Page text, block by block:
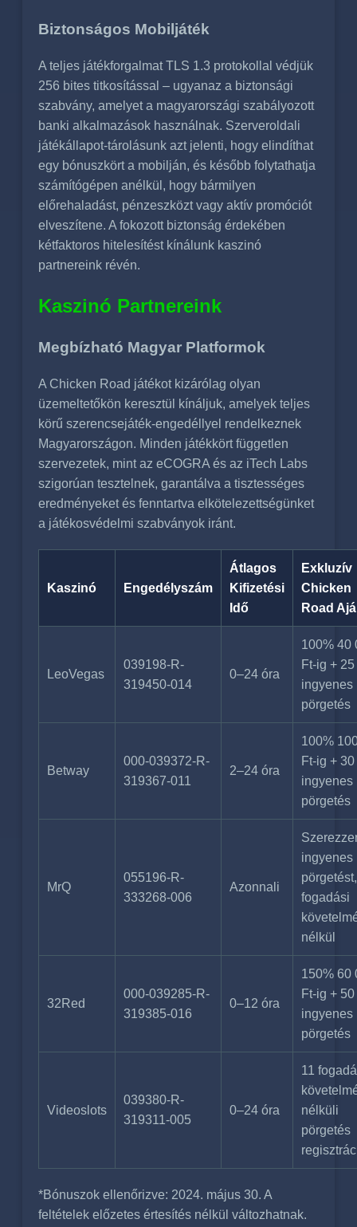
Biztonságos Mobiljáték
A teljes játékforgalmat TLS 1.3 protokollal védjük
256 bites titkosítással – ugyanaz a biztonsági
szabvány, amelyet a magyarországi szabályozott
banki alkalmazások használnak. Szerveroldali
játékállapot-tárolásunk azt jelenti, hogy elindíthat
egy bónuszkört a mobilján, és később folytathatja
számítógépen anélkül, hogy bármilyen
előrehaladást, pénzeszközt vagy aktív promóciót
elveszítene. A fokozott biztonság érdekében
kétfaktoros hitelesítést kínálunk kaszinó
partnereink révén.
Kaszinó Partnereink
Megbízható Magyar Platformok
A Chicken Road játékot kizárólag olyan
üzemeltetőkön keresztül kínáljuk, amelyek teljes
körű szerencsejáték-engedéllyel rendelkeznek
Magyarországon. Minden játékkört független
szervezetek, mint az eCOGRA és az iTech Labs
szigorúan tesztelnek, garantálva a tisztességes
eredményeket és fenntartva elkötelezettségünket
a játékosvédelmi szabványok iránt.
Kaszinó Engedélyszám
Átlagos
Kifizetési
Idő
Exkluzív
Chicken
Road
LeoVegas
039198-R-
319450-014
0–24 óra
100% 40
Ft-ig + 25
ingyenes
pörgetés
Betway
000-039372-R-
319367-011
2–24 óra
100%
Ft-ig + 30
ingyenes
pörgetés
MrQ
055196-R-
333268-006
Azonnali
ingyenes
pörgetést,
fogadási
nélkül
32Red
000-039285-R-
319385-016
0–12 óra
150% 60
Ft-ig + 50
ingyenes
pörgetés
Videoslots
039380-R-
319311-005
0–24 óra
11
nélküli
pörgetés
*Bónuszok ellenőrizve: 2024. május 30. A
feltételek előzetes értesítés nélkül változhatnak.